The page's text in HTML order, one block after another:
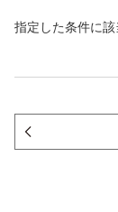
指定した条件に該